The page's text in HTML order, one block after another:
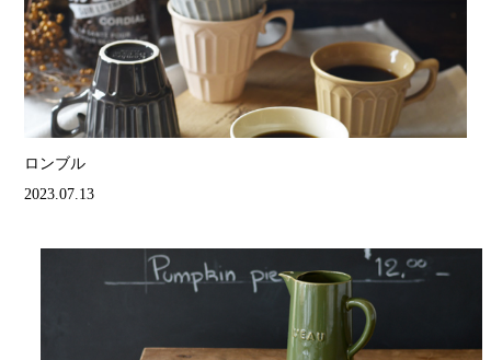
ロンブル
2023.07.13